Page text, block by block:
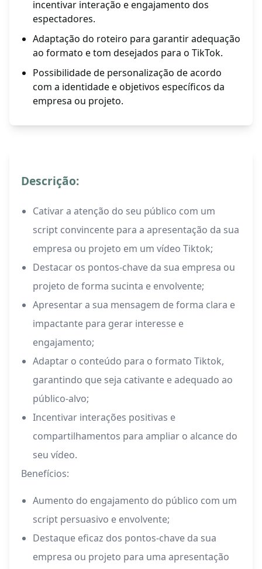
incentivar interação e engajamento dos
espectadores.
Adaptação do roteiro para garantir adequação
ao formato e tom desejados para o TikTok.
Possibilidade de personalização de acordo
com a identidade e objetivos específicos da
empresa ou projeto.
Descrição:
Cativar a atenção do seu público com um
script convincente para a apresentação da sua
empresa ou projeto em um vídeo Tiktok;
Destacar os pontos-chave da sua empresa ou
projeto de forma sucinta e envolvente;
Apresentar a sua mensagem de forma clara e
impactante para gerar interesse e
engajamento;
Adaptar o conteúdo para o formato Tiktok,
garantindo que seja cativante e adequado ao
público-alvo;
Incentivar interações positivas e
compartilhamentos para ampliar o alcance do
seu vídeo.
Benefícios:
Aumento do engajamento do público com um
script persuasivo e envolvente;
Destaque eficaz dos pontos-chave da sua
empresa ou projeto para uma apresentação